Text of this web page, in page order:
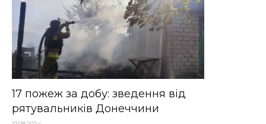
17 пожеж за добу: зведення від
рятувальників Донеччини